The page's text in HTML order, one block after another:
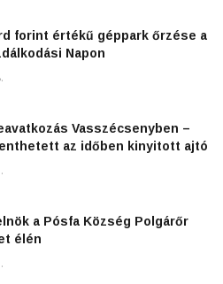
forint értékű géppark őrzése a
Napon
Vasszécsenyben –
az időben kinyitott ajtó
a Pósfa Község Polgárőr
élén